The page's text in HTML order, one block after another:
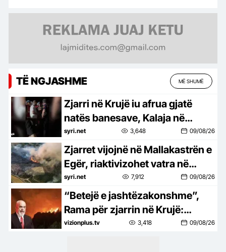
TË NGJASHME MË SHUMË
Zjarri në Krujë iu afrua gjatë
natës banesave, Kalaja në
terren: Banorët në ankth, po
luftojnë me flakët
syri.net 3,648 09/08/26
Zjarret vijojnë në Mallakastrën e
Egër, riaktivizohet vatra në
Panahor – flakët avancojnë drejt
Greshicës
syri.net 7,912 09/08/26
“Betejë e jashtëzakonshme”,
Rama për zjarrin në Krujë:
Bilanci mund të kishte qenë
vizionplus.tv 3,418 09/08/26